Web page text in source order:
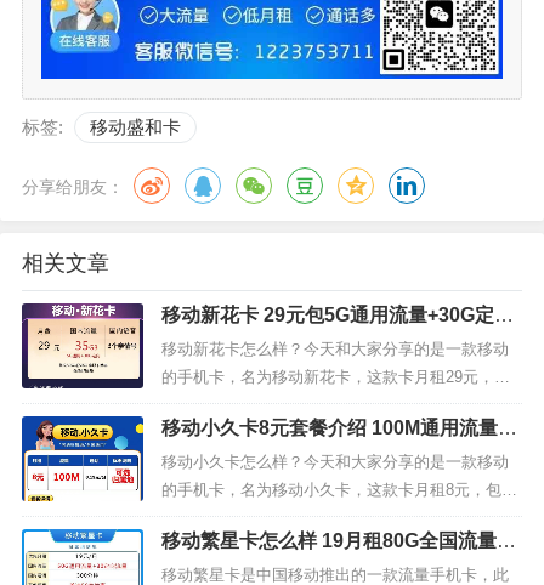
标签: 移动盛和卡
分享给朋友：
相关文章
移动新花卡 29元包5G通用流量+30G定向
流量+3个亲情号
移动新花卡怎么样？今天和大家分享的是一款移动
的手机卡，名为移动新花卡，这款卡月租29元，包
含5G通用流量，30G定向流量，无免费通话但可设
置3个亲情号。我们来看下移动新花卡29元套餐的详
细介绍。月费：29元国内流量：35G（5G通用流量+
30G定向流量）国内语音：三个亲情号首充50元送5
0元享以下优...
移动小久卡8元套餐介绍 100M通用流量+
0.19元/分钟
移动小久卡怎么样？今天和大家分享的是一款移动
的手机卡，名为移动小久卡，这款卡月租8元，包含
100M通用流量，无定向流量，套内无免费通话。我
们来看下移动小久卡8元套餐的详细介绍。月租：8
元流量：100M全国通用流量通话：0.19元/分钟优惠
移动繁星卡怎么样 19月租80G全国流量+3
00分钟通话
移动繁星卡是中国移动推出的一款流量手机卡，此